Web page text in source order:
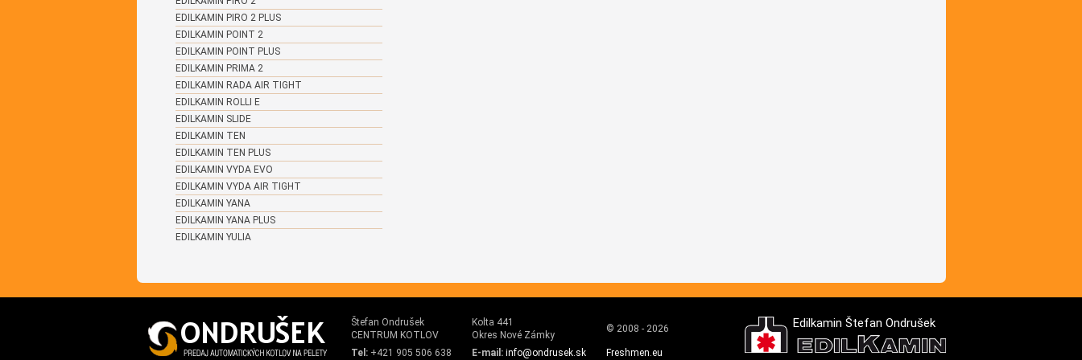
EDILKAMIN PIRO 2 PLUS
EDILKAMIN POINT 2
EDILKAMIN POINT PLUS
EDILKAMIN PRIMA 2
EDILKAMIN RADA AIR TIGHT
EDILKAMIN ROLLI E
EDILKAMIN SLIDE
EDILKAMIN TEN
EDILKAMIN TEN PLUS
EDILKAMIN VYDA EVO
EDILKAMIN VYDA AIR TIGHT
EDILKAMIN YANA
EDILKAMIN YANA PLUS
EDILKAMIN YULIA
Štefan Ondrušek
CENTRUM KOTLOV
Kolta 441
Okres Nové Zámky
© 2008 - 2026
Tel: +421 905 506 638 E-mail: info@ondrusek.sk Freshmen.eu
Edilkamin Štefan Ondrušek